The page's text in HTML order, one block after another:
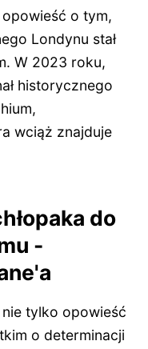
o tym,
Londynu stał
W 2023 roku,
historycznego
wciąż znajduje
do
-
tylko opowieść
o determinacji